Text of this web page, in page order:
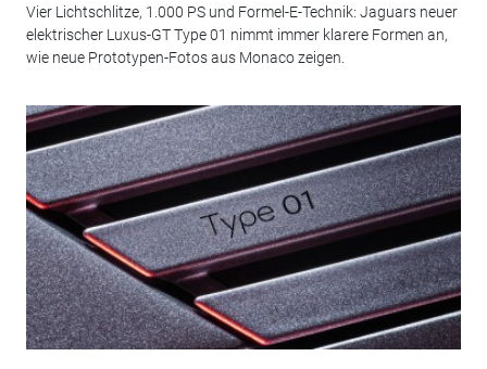
Vier Lichtschlitze, 1.000 PS und Formel-E-Technik: Jaguars neuer
elektrischer Luxus-GT Type 01 nimmt immer klarere Formen an,
wie neue Prototypen-Fotos aus Monaco zeigen.